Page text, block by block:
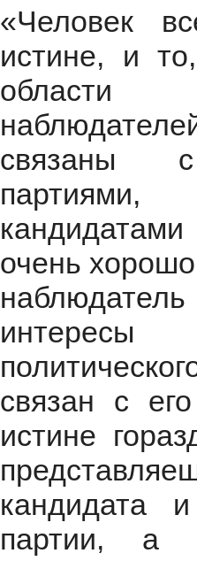
«Человек
истине, и
области
связаны с
очень
интересы
связан с
истине
кандидата
партии, а